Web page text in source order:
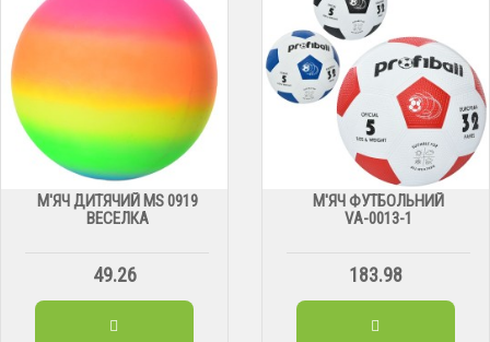
М'ЯЧ ДИТЯЧИЙ МS 0919
ВЕСЕЛКА
49.26
М'ЯЧ ФУТБОЛЬНИЙ
VА-0013-1
183.98